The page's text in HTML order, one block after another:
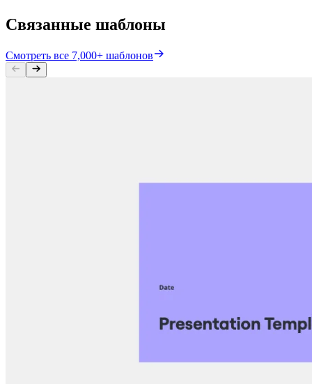
Связанные шаблоны
Смотреть все 7,000+ шаблонов